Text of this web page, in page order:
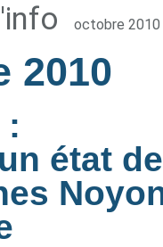
octobre 2010
2010
:
état